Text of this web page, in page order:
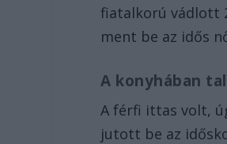
fiatalkorú vádlott
ment be az idős
A konyhában
A férfi ittas volt,
jutott be az